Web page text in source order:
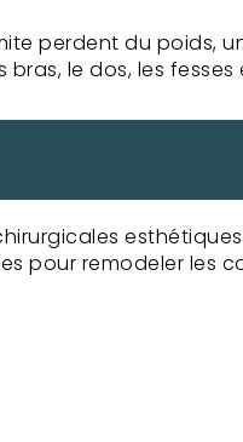
perdent du poids,
le dos, les fesses
pour remodeler les